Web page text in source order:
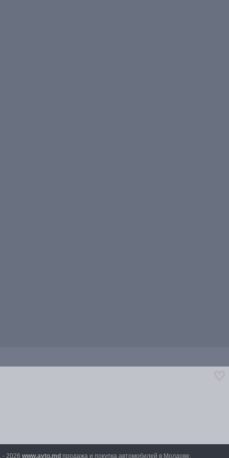
- 2026www.avto.md продажа и покупка автомобилей в Молдове.